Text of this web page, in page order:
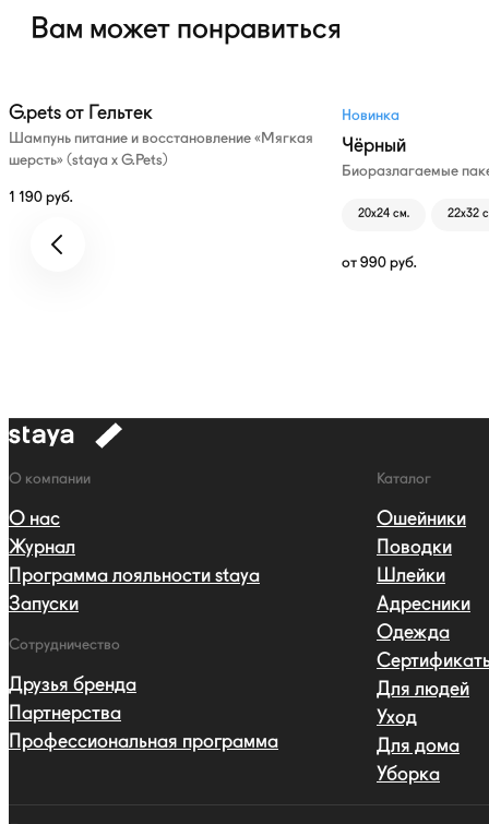
Вам может понравиться
G.pets от Гельтек
Шампунь питание и восстановление «Мягкая
шерсть» (staya х G.Pets)
1 190 руб.
Новинка
Чёрный
Биоразлагаемые
20х24 см. 22х32
от 990 руб.
к
Навигация
О компании
О нас
Журнал
Программа лояльности staya
Запуски
Сотрудничество
Друзья бренда
Партнерства
Профессиональная программа
Каталог
Ошейники
Поводки
Шлейки
Адресники
Одежда
Для людей
Уход
Для дома
Уборка